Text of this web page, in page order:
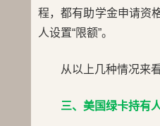
程，都有助学金申请资
人设置“限额”。
从以上几种情况来
三、美国绿卡持有